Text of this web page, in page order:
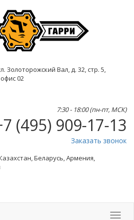
Золоторожский Вал, д. 32, стр. 5,
02
7:30 - 18:00 (пн-пт, МСК)
(495) 909-17-13
Заказать звонок
Беларусь, Армения,